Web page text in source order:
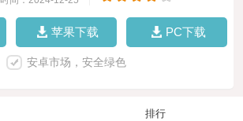
苹果下载 PC下载
安卓市场，安全绿色
排行